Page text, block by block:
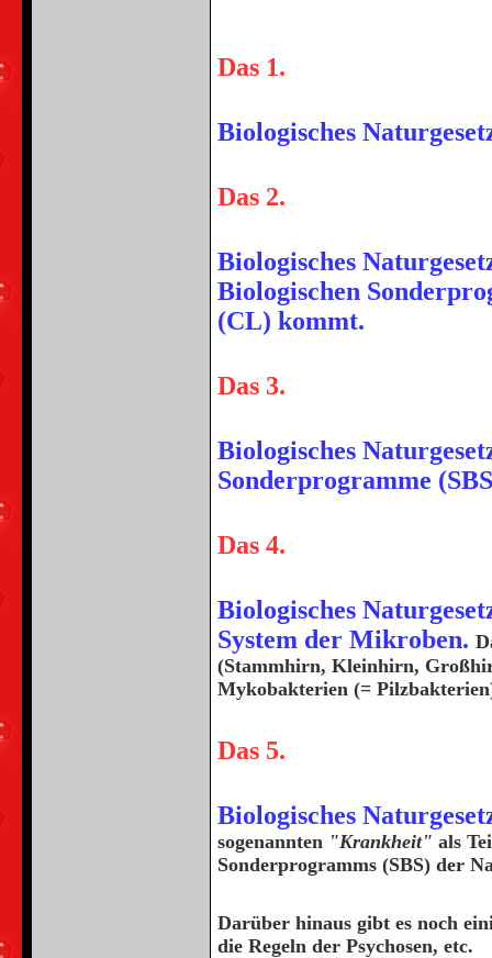
Das 1.
Biologisches
Das 2.
Biologisches
Biologischen
(CL) kommt.
Das 3.
Biologisches
Sonderprogramme
Das 4.
Biologisches
System der Mikroben.
(Stammhirn, Kleinhirn,
Mykobakterien (=
Das 5.
Biologisches
sogenannten "Krankheit" als
Sonderprogramms (SBS) der
Darüber hinaus gibt es noch
die Regeln der Psychosen, etc.